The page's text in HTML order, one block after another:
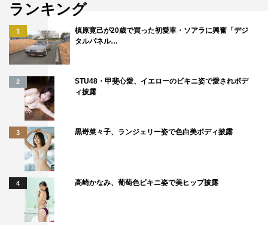
ランキング
1
槙原寛己が20歳で買った初愛車・ソアラに興奮「デジ
タルパネル…
2
STU48・甲斐心愛、イエローのビキニ姿で愛されボデ
ィ披露
3 黒嵜菜々子、ランジェリー姿で色白美ボディ披露
4 高崎かなみ、葡萄色ビキニ姿で美ヒップ披露